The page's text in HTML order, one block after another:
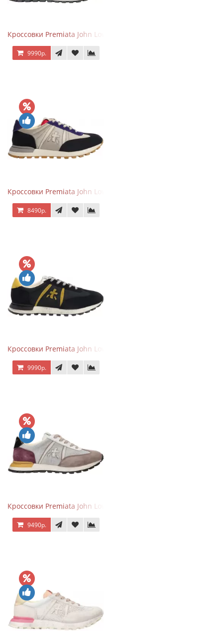
Кроссовки Premiata John Low черные
9990р.
Кроссовки Premiata John Low черные с серым
8490р.
Кроссовки Premiata John Low черные с желтым
9990р.
Кроссовки Premiata John Low Gray Brown Purple
9490р.